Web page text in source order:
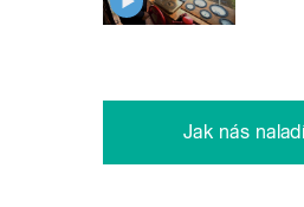
Jak nás